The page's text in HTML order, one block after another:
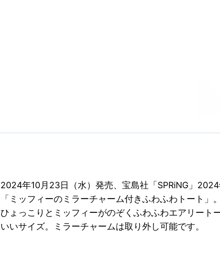
2024年10月23日（水）発売、宝島社「SPRiNG」2024
「ミッフィーのミラーチャーム付きふわふわトート」。
ひょっこりとミッフィーがのぞくふわふわエアリート
いいサイズ。ミラーチャームは取り外し可能です。